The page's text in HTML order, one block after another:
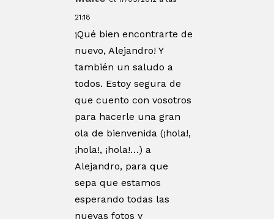
21:18
¡Qué bien encontrarte de
nuevo, Alejandro! Y
también un saludo a
todos. Estoy segura de
que cuento con vosotros
para hacerle una gran
ola de bienvenida (¡hola!,
¡hola!, ¡hola!…) a
Alejandro, para que
sepa que estamos
esperando todas las
nuevas fotos y